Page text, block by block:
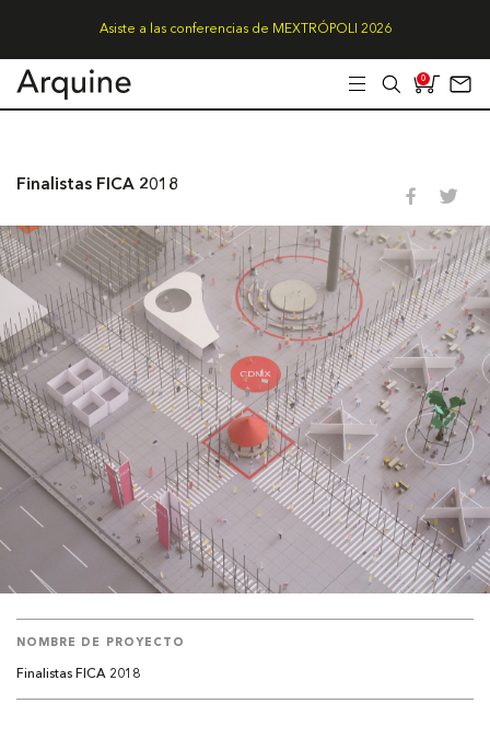
Asiste a las conferencias de MEXTRÓPOLI 2026
0
Finalistas FICA 2018
NOMBRE DE PROYECTO
Finalistas FICA 2018